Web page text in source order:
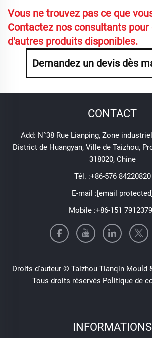
Vous ne trouvez pas ce que
Contactez nos consultants
d'autres produits disponibles.
Demandez un devis dès
CONTACT
Add: N°38 Rue Lianping, Zone
District de Huangyan, Ville de Taizhou,
318020, Chine
Tél. :+86-576 84220820
E-mail :[email protected]
Mobile :+86-151
Droits d'auteur © Taizhou Tianqin Mould
Tous droits réservés Politique de
INFORMATIONS